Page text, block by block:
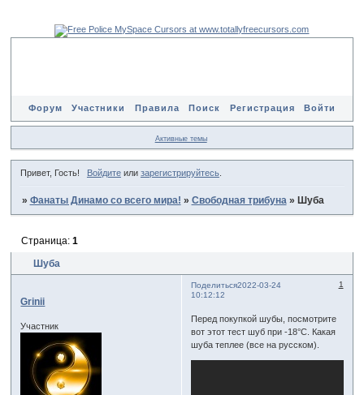
Форум Участники Правила Поиск Регистрация Войти
Активные темы
Привет, Гость! Войдитеили зарегистрируйтесь.
» Фанаты Динамо со всего мира! » Свободная трибуна » Шуба
Шуба
Страница: 1
Поделиться 1
2022-03-24
10:12:12
Grinii
Участник
Перед покупкой шубы, посмотрите
вот этот тест шуб при -18°C. Какая
шуба теплее (все на русском).